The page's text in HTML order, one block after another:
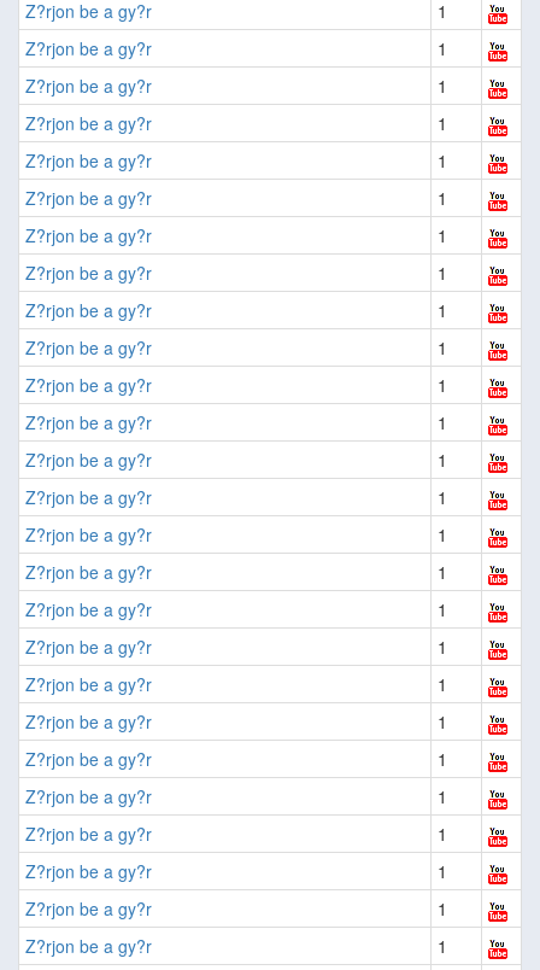
Z?rjon be a gy?r
1
Z?rjon be a gy?r
1
Z?rjon be a gy?r
1
Z?rjon be a gy?r
1
Z?rjon be a gy?r
1
Z?rjon be a gy?r
1
Z?rjon be a gy?r
1
Z?rjon be a gy?r
1
Z?rjon be a gy?r
1
Z?rjon be a gy?r
1
Z?rjon be a gy?r
1
Z?rjon be a gy?r
1
Z?rjon be a gy?r
1
Z?rjon be a gy?r
1
Z?rjon be a gy?r
1
Z?rjon be a gy?r
1
Z?rjon be a gy?r
1
Z?rjon be a gy?r
1
Z?rjon be a gy?r
1
Z?rjon be a gy?r
1
Z?rjon be a gy?r
1
Z?rjon be a gy?r
1
Z?rjon be a gy?r
1
Z?rjon be a gy?r
1
Z?rjon be a gy?r
1
Z?rjon be a gy?r
1